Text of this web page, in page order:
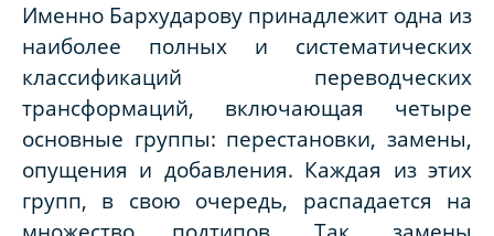
Именно Бархударову принадлежит одна из
наиболее полных и систематических
классификаций переводческих
трансформаций, включающая четыре
основные группы: перестановки, замены,
опущения и добавления. Каждая из этих
групп, в свою очередь, распадается на